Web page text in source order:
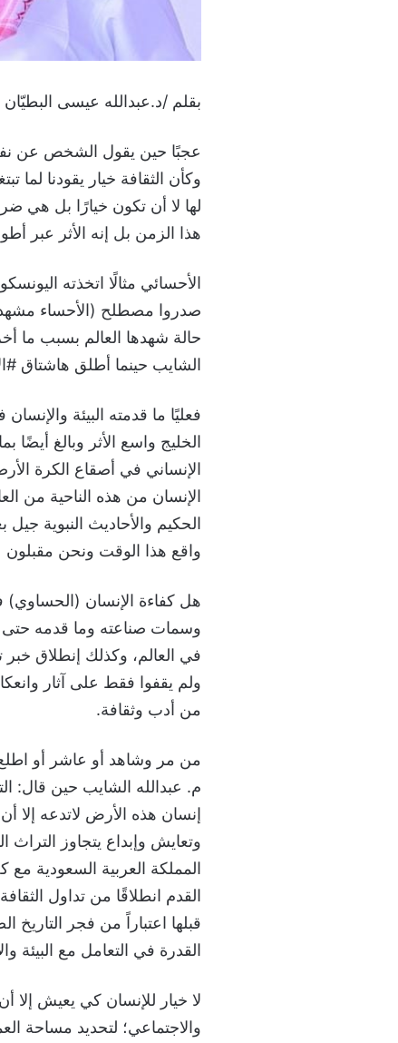
بقلم /د.عبدالله عيسى البطيّان
عجبًا حين يقول الشخص عن
وكأن الثقافة خيار يقودنا لما
لها لا أن تكون خيارًا بل هي
هذا الزمن بل إنه الأثر عبر
الأحسائي مثالًا اتخذته اليونسكو
صدروا مصطلح (الأحساء
حالة شهدها العالم بسبب ما
الشايب حينما أطلق هاشتاق
فعليًا ما قدمته البيئة
الخليج واسع الأثر وبالغ
الإنساني في أصقاع الكرة
الإنسان من هذه الناحية من
الحكيم والأحاديث النبوية
واقع هذا الوقت ونحن مقبلون على 2026م وصولًا
هل كفاءة الإنسان (الحساوي)
وسمات صناعته وما قدمه حتى
في العالم، وكذلك إنطلاق خبر
ولم يقفوا فقط على آثار
من أدب وثقافة.
من مر وشاهد أو عاشر أو
م. عبدالله الشايب حين قال:
إنسان هذه الأرض لاتدعه
وتعايش وإبداع يتجاوز التراث
المملكة العربية السعودية
القدم انطلاقًا من تداول
قبلها اعتباراً من فجر
القدرة في التعامل مع البيئة
لا خيار للإنسان كي يعيش إلا
والاجتماعي؛ لتحديد مساحة